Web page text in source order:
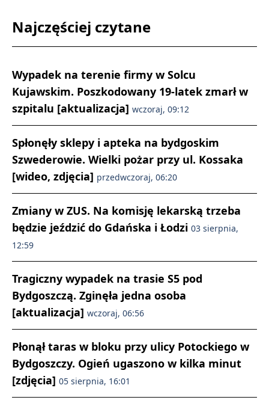
Najczęściej czytane
Wypadek na terenie firmy w Solcu
Kujawskim. Poszkodowany 19-latek zmarł w
szpitalu [aktualizacja] wczoraj, 09:12
Spłonęły sklepy i apteka na bydgoskim
Szwederowie. Wielki pożar przy ul. Kossaka
[wideo, zdjęcia] przedwczoraj, 06:20
Zmiany w ZUS. Na komisję lekarską trzeba
będzie jeździć do Gdańska i Łodzi 03 sierpnia,
12:59
Tragiczny wypadek na trasie S5 pod
Bydgoszczą. Zginęła jedna osoba
[aktualizacja] wczoraj, 06:56
Płonął taras w bloku przy ulicy Potockiego w
Bydgoszczy. Ogień ugaszono w kilka minut
[zdjęcia] 05 sierpnia, 16:01